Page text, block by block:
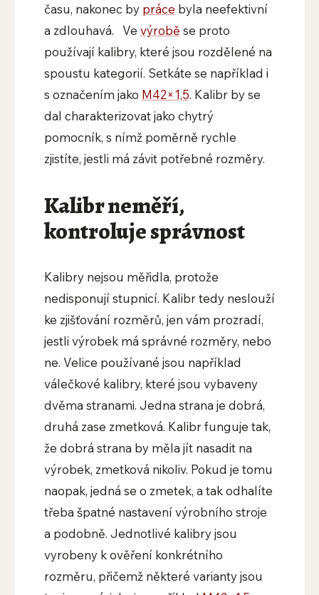
času, nakonec by práce byla neefektivní
a zdlouhavá. Ve výrobě se proto
používají kalibry, které jsou rozdělené na
spoustu kategorií. Setkáte se například i
s označením jako M42×1,5. Kalibr by se
dal charakterizovat jako chytrý
pomocník, s nímž poměrně rychle
zjistíte, jestli má závit potřebné rozměry.
Kalibr neměří,
kontroluje správnost
Kalibry nejsou měřidla, protože
nedisponují stupnicí. Kalibr tedy neslouží
ke zjišťování rozměrů, jen vám prozradí,
jestli výrobek má správné rozměry, nebo
ne. Velice používané jsou například
válečkové kalibry, které jsou vybaveny
dvěma stranami. Jedna strana je dobrá,
druhá zase zmetková. Kalibr funguje tak,
že dobrá strana by měla jít nasadit na
výrobek, zmetková nikoliv. Pokud je tomu
naopak, jedná se o zmetek, a tak odhalíte
třeba špatné nastavení výrobního stroje
a podobně. Jednotlivé kalibry jsou
vyrobeny k ověření konkrétního
rozměru, přičemž některé varianty jsou